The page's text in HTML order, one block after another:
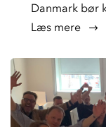
Danmark bør
læs mere